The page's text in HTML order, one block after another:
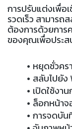
การปรับแต่งเพื่อ
รวดเร็ว สามา
ต้องการด้วยการ
ของคุณเพื่อประส
หยุดชั่วคร
สลับไปยัง
เปิดใช้งา
ล็อกหน้าจ
การจดบัน